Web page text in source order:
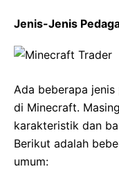
Jenis-Jenis
Ada beberapa
di Minecraft.
karakteristik dan
Berikut adalah
umum: